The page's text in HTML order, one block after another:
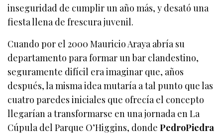
inseguridad de cumplir un año más, y desató una
fiesta llena de frescura juvenil.
Cuando por el 2000 Mauricio Araya abría su
departamento para formar un bar clandestino,
seguramente difícil era imaginar que, años
después, la misma idea mutaría a tal punto que las
cuatro paredes iniciales que ofrecía el concepto
llegarían a transformarse en una jornada en La
Cúpula del Parque O’Higgins, dondePedroPiedra